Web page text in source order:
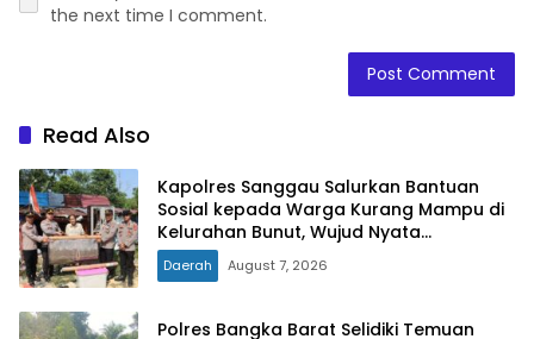
the next time I comment.
Read Also
Kapolres Sanggau Salurkan Bantuan
Sosial kepada Warga Kurang Mampu di
Kelurahan Bunut, Wujud Nyata
Kepedulian Polri Hadir untuk Masyarakat
Daerah August 7, 2026
Polres Bangka Barat Selidiki Temuan